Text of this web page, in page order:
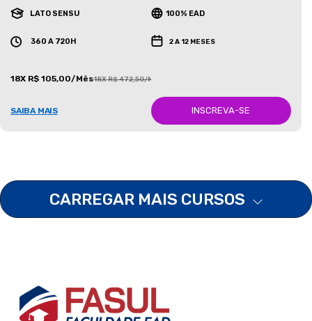
LATO SENSU 100% EAD
360 A 720H 2 A 12 MESES
18X R$ 105,00/Mês18X R$ 472,50/Mês
SAIBA MAIS INSCREVA-SE
CARREGAR MAIS CURSOS